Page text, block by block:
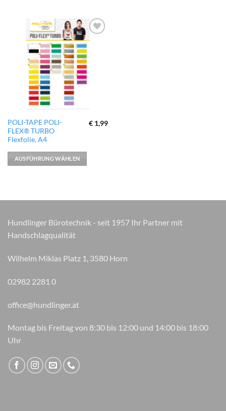
zur
Wunschliste
hinzufügen
POLI-TAPE POLI-
FLEX® TURBO
Flexfolie, A4
€ 1,99
AUSFÜHRUNG WÄHLEN
Dieses
Produkt
weist
mehrere
Varianten
der
Produktseite
werden
Hundlinger Bürotechnik - seit 1957 Ihr Partner mit
Handschlagqualität
Wilhelm Miklas Platz 1, 3580 Horn
02982 2281 0
office@hundlinger.at
Montag bis Freitag von 8:30 bis 12:00 und 14:00 bis 18:00
Uhr